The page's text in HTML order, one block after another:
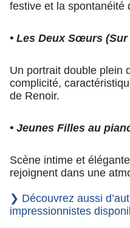
festive et la spontanéité
• Les Deux Sœurs
Un portrait double plein
complicité,
de Renoir.
• Jeunes Filles au
Scène intime et
rejoignent dans une
❯ Découvrez aussi
impressionnistes